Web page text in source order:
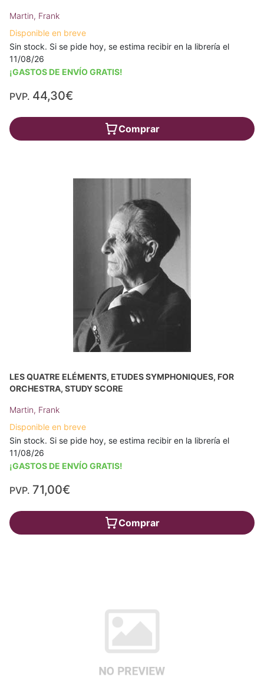
Martin, Frank
Disponible en breve
Sin stock. Si se pide hoy, se estima recibir en la librería el
11/08/26
¡GASTOS DE ENVÍO GRATIS!
PVP. 44,30€
Comprar
LES QUATRE ELÉMENTS, ETUDES SYMPHONIQUES, FOR
ORCHESTRA, STUDY SCORE
Martin, Frank
Disponible en breve
Sin stock. Si se pide hoy, se estima recibir en la librería el
11/08/26
¡GASTOS DE ENVÍO GRATIS!
PVP. 71,00€
Comprar